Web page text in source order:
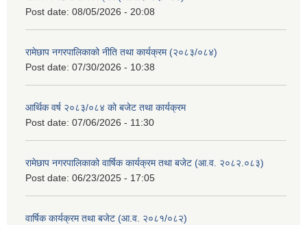
Post date: 08/05/2026 - 20:08
रामेछाप नगरपालिकाको नीति तथा कार्यक्रम (२०८३/०८४)
Post date: 07/30/2026 - 10:38
आर्थिक वर्ष २०८३/०८४ को बजेट तथा कार्यक्रम
Post date: 07/06/2026 - 11:30
रामेछाप नगरपालिकाको वार्षिक कार्यक्रम तथा बजेट (आ.व. २०८२.०८३)
Post date: 06/23/2025 - 17:05
वार्षिक कार्यक्रम तथा बजेट (आ.व. २०८१/०८२)